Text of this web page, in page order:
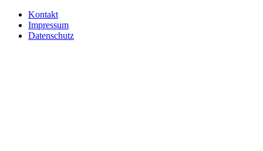
Kontakt
Impressum
Datenschutz